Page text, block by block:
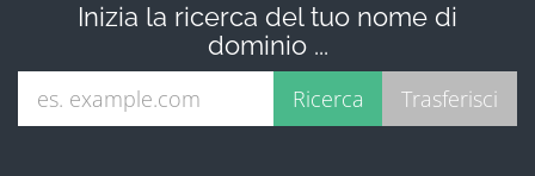
Inizia la ricerca del tuo nome di
dominio ...